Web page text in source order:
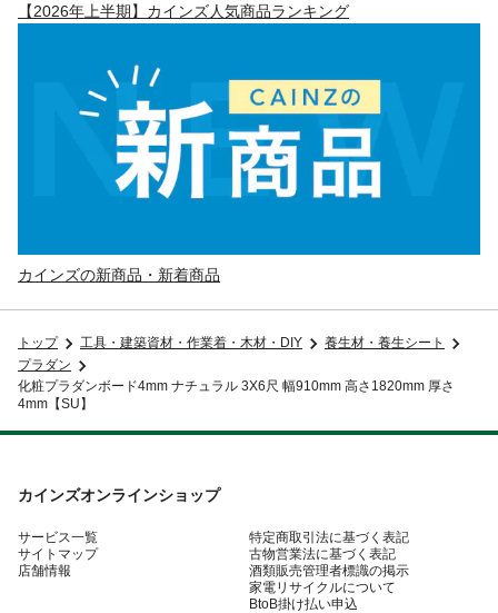
【2026年上半期】カインズ人気商品ランキング
カインズの新商品・新着商品
トップ 工具・建築資材・作業着・木材・DIY
養生材・養生シート
プラダン
化粧プラダンボード4mm ナチュラル 3X6尺 幅910mm 高さ1820mm 厚さ
4mm【SU】
カインズオンラインショップ
サービス一覧
サイトマップ
店舗情報
特定商取引法に基づく表記
古物営業法に基づく表記
酒類販売管理者標識の掲示
家電リサイクルについて
BtoB掛け払い申込